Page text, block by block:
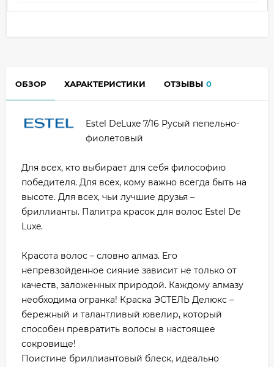
ОБЗОР ХАРАКТЕРИСТИКИ ОТЗЫВЫ 0
Estel DeLuxe 7/16 Русый пепельно-
фиолетовый
Для всех, кто выбирает для себя философию
победителя. Для всех, кому важно всегда быть на
высоте. Для всех, чьи лучшие друзья –
бриллианты. Палитра красок для волос Estel De
Luxe.
Красота волос – словно алмаз. Его
непревзойденное сияние зависит не только от
качеств, заложенных природой. Каждому алмазу
необходима огранка! Краска ЭСТЕЛЬ Делюкс –
бережный и талантливый ювелир, который
способен превратить волосы в настоящее
сокровище!
Поистине бриллиантовый блеск, идеально